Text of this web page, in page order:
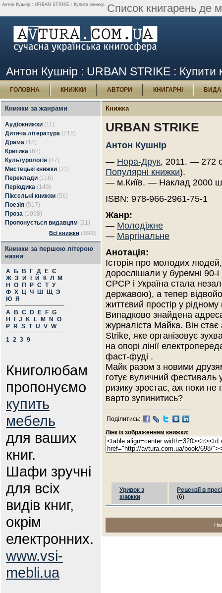
Антон Кушнір : URBAN STRIKE : Купити книжку. Список книгарень де
Антон Кушнір : URBAN STRIKE : Купити
ГОЛОВНА КНИЖКИ АВТОРИ КНИГАРНІ
Книжки за жанрами
Аудіокнижки (11)
Дитяча література (215)
Драма (18)
Критика (62)
Культурологія (47)
Мистецькі книжки (11)
Переклади (116)
Періодика (149)
Піксельні книжки (56)
Поезія (517)
Проза (1098)
Пропонується видавцям (21)
Всі книжки (1660)
Книжки за першою літерою
назви
А Б В Г Д Е Є
Ж З И Й К Л
М
Н
О П Р С Т У
Ф Х Ц Ч Ш Щ Э
Ю Я
A
B C D E F G
H
J K L M N
O
P
R S T U V W
1 2 3 9
Книголюбам
пропонуємо
купить
мебель
для ваших
книг.
Шафи зручні
для всіх
видів книг,
окрім
електронних.
www.vsi-
mebli.ua
Книжка
URBAN STRIKE
Антон Кушнір
— Нора-Друк, 2011. — 272
Популярні книжки).
— м.Київ. — Наклад 2000
ISBN: 978-966-2961-75-1
Жанр:
— Молодіжне
— Маргінальне
Анотація:
Історія про молодих людей,
дорослішали у буремні 90-
СРСР і Україна стала
державою), а тепер
життєвий простір у рідному
Випадково знайдена
журналіста Майка. Він
Strike, яке організовує
на опорі лінії
фаст-фуді .
Майк разом з новими
готує вуличний фестиваль
ризику зростає, аж поки
варто зупинитись?
Поділитись:
Лінк із зображенням книжки:
Уривок з
книжки
Рецензії в пресі
(6)